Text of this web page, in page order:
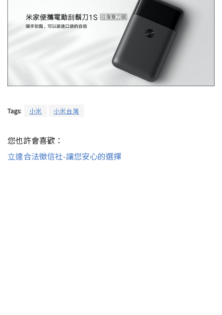
Tags: 小米 小米台灣
您也許會喜歡：
立達合法徵信社-讓您安心的選擇